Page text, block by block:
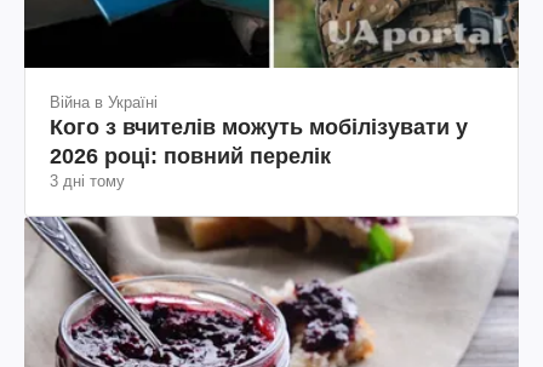
Війна в Україні
Кого з вчителів можуть мобілізувати у
2026 році: повний перелік
3 дні тому